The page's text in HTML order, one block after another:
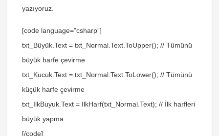
yazıyoruz.
[code language=”csharp”]
txt_Büyük.Text = txt_Normal.Text.ToUpper(); // Tümünü
büyük harfe çevirme
txt_Kucuk.Text = txt_Normal.Text.ToLower(); // Tümünü
küçük harfe çevirme
txt_IlkBuyuk.Text = IlkHarf(txt_Normal.Text); // İlk harfleri
büyük yapma
[/code]